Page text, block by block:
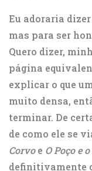
Eu adoraria
mas para ser
Quero dizer,
página
explicar o que
muito densa,
terminar. De
de como ele se
Corvoe O Poço e
definitivamente